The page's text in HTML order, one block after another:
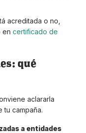
acreditada o no,
en certificado de
qué
aclararla
campaña.
a entidades